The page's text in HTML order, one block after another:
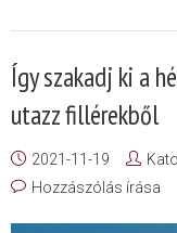
Így szakadj ki a
utazz fillérekből
2021-11-19
Hozzászólás írása